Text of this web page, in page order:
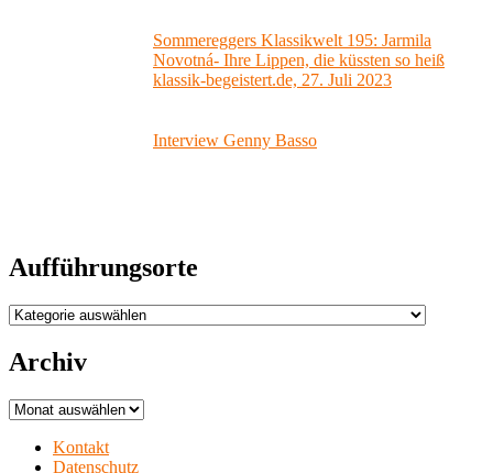
Sommereggers Klassikwelt 195: Jarmila
Novotná- Ihre Lippen, die küssten so heiß
klassik-begeistert.de, 27. Juli 2023
Interview Genny Basso
Aufführungsorte
Aufführungsorte
Archiv
Archiv
Kontakt
Datenschutz